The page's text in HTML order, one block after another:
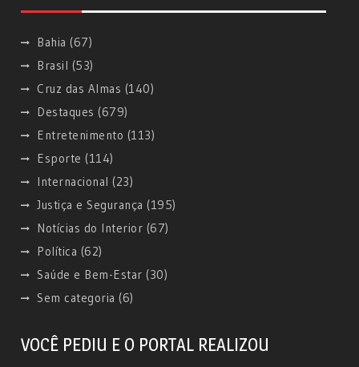
Bahia (67)
Brasil (53)
Cruz das Almas (140)
Destaques (679)
Entretenimento (113)
Esporte (114)
Internacional (23)
Justiça e Segurança (195)
Notícias do Interior (67)
Política (62)
Saúde e Bem-Estar (30)
Sem categoria (6)
VOCÊ PEDIU E O PORTAL REALIZOU